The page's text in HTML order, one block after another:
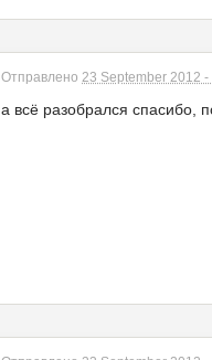
Отправлено 23 September 2012 -
а всё разобрался спасибо,